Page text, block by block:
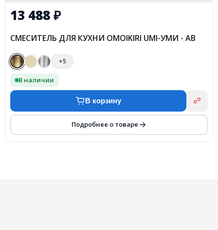
13 488₽
СМЕСИТЕЛЬ ДЛЯ КУХНИ OMOIKIRI UMI-УМИ - AB
+5
В наличии
В корзину
Подробнее о товаре